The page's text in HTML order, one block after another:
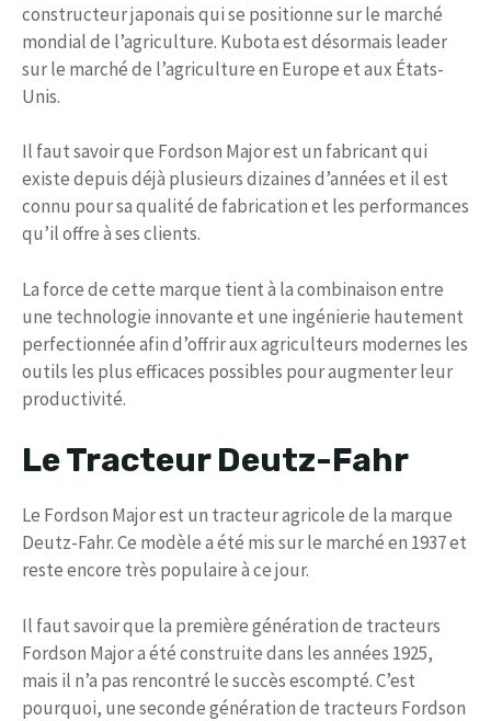
constructeur japonais qui se positionne sur le marché
mondial de l’agriculture. Kubota est désormais leader
sur le marché de l’agriculture en Europe et aux États-
Unis.
Il faut savoir que Fordson Major est un fabricant qui
existe depuis déjà plusieurs dizaines d’années et il est
connu pour sa qualité de fabrication et les performances
qu’il offre à ses clients.
La force de cette marque tient à la combinaison entre
une technologie innovante et une ingénierie hautement
perfectionnée afin d’offrir aux agriculteurs modernes les
outils les plus efficaces possibles pour augmenter leur
productivité.
Le Tracteur Deutz-Fahr
Le Fordson Major est un tracteur agricole de la marque
Deutz-Fahr. Ce modèle a été mis sur le marché en 1937 et
reste encore très populaire à ce jour.
Il faut savoir que la première génération de tracteurs
Fordson Major a été construite dans les années 1925,
mais il n’a pas rencontré le succès escompté. C’est
pourquoi, une seconde génération de tracteurs Fordson